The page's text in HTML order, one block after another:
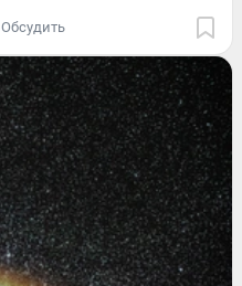
Обсудить